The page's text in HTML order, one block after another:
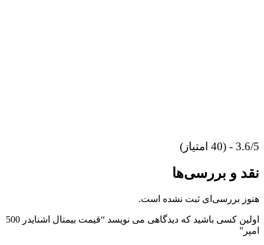
3.6/5 - (40 امتیاز)
نقد و بررسی‌ها
هنوز بررسی‌ای ثبت نشده است.
اولین کسی باشید که دیدگاهی می نویسد “قیمت بیمتال اشنایدر 500
امپر”